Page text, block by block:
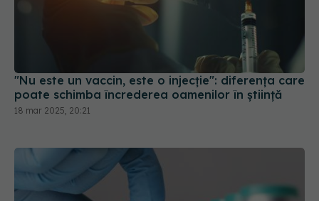
"Nu este un vaccin, este o injecție": diferența care
poate schimba încrederea oamenilor în știință
18 mar 2025, 20:21